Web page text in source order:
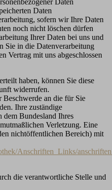
Daten
Daten
sofern wir Ihre Daten
noch nicht löschen dürfen
Ihrer Daten bei uns und
Sie in die Datenverarbeitung
Vertrag mit uns abgeschlossen
haben, können Sie diese
widerrufen.
Beschwerde an die für Sie
Ihre zuständige
dem Bundesland Ihres
Verletzung. Eine
nichtöffentlichen Bereich) mit
Anschriften_Links/
die verantwortliche Stelle und